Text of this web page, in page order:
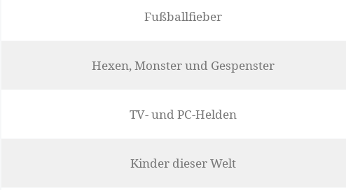
Fußballfieber
Hexen, Monster und Gespenster
TV- und PC-Helden
Kinder dieser Welt